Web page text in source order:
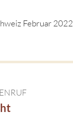
Februar 2022